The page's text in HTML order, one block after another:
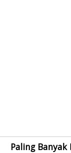
Paling Banyak